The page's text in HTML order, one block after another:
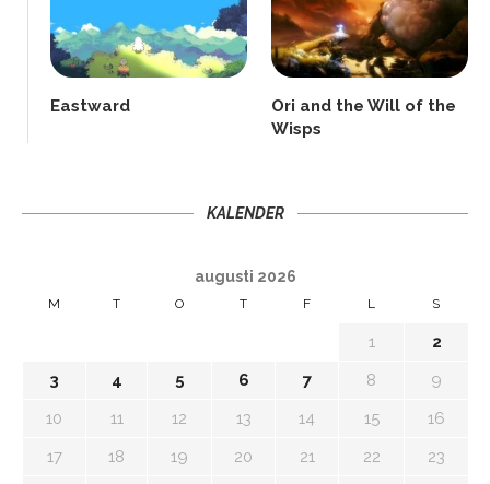
Eastward
Ori and the Will of the
Wisps
KALENDER
augusti 2026
M T O T F L S
1
2
3
4 5 6 7 8
9
10
11 12 13 14 15
16
17
18 19 20 21 22
23